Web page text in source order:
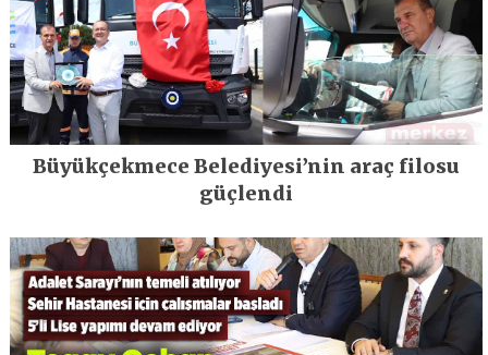
Büyükçekmece Belediyesi’nin araç filosu
güçlendi